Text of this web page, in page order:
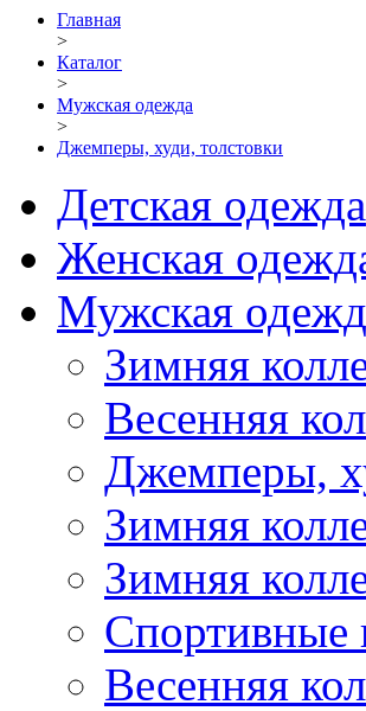
Главная
>
Каталог
>
Мужская одежда
>
Джемперы, худи, толстовки
Детская одежда
Женская
Мужская
Зимняя
Весенняя
Джемперы,
Зимняя
Зимняя
Весенняя